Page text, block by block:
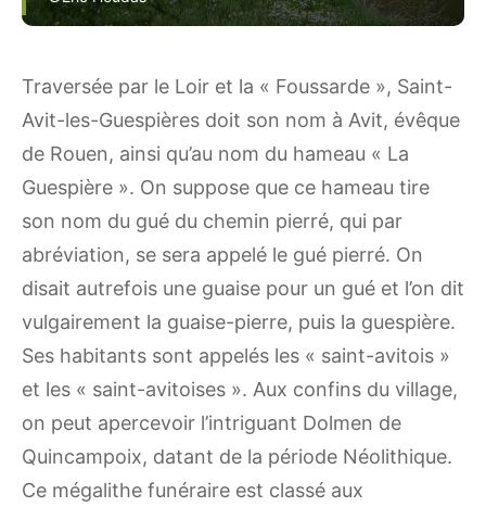
Traversée par le Loir et la « Foussarde », Saint-
Avit-les-Guespières doit son nom à Avit, évêque
de Rouen, ainsi qu’au nom du hameau « La
Guespière ». On suppose que ce hameau tire
son nom du gué du chemin pierré, qui par
abréviation, se sera appelé le gué pierré. On
disait autrefois une guaise pour un gué et l’on dit
vulgairement la guaise-pierre, puis la guespière.
Ses habitants sont appelés les « saint-avitois »
et les « saint-avitoises ». Aux confins du village,
on peut apercevoir l’intriguant Dolmen de
Quincampoix, datant de la période Néolithique.
Ce mégalithe funéraire est classé aux